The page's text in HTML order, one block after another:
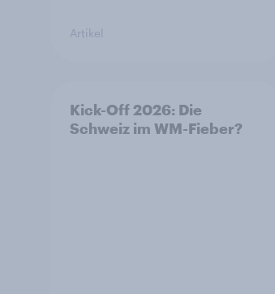
Artikel
Kick-Off 2026: Die
Schweiz im WM-Fieber?​